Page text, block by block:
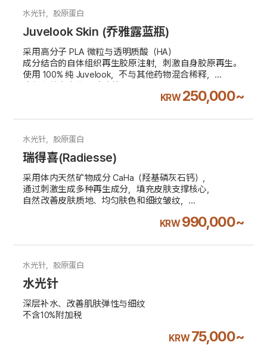
水光针，胶原蛋白
Juvelook Skin (乔雅露蓝瓶)
采用高分子 PLA 微粒与透明质酸（HA）
成分结合的自体组织再生胶原注射，刺激自身胶原再生。
使用 100% 纯 Juvelook，不与其他药物混合稀释，
KRW250,000~
水光针，胶原蛋白
瑞得喜(Radiesse)
采用体内天然矿物成分 CaHa（羟基磷灰石钙），
通过刺激生成多种再生成分，填充皮肤支撑核心，
自然改善皮肤质地、均匀肤色和细纹皱纹，
效果自然持久。从肌肤深层开始填充，
安全性经过验证的产品，
不含10%附加税
KRW990,000~
水光针，胶原蛋白
水光针
深层补水、改善肌肤弹性与细纹
不含10%附加税
KRW75,000~